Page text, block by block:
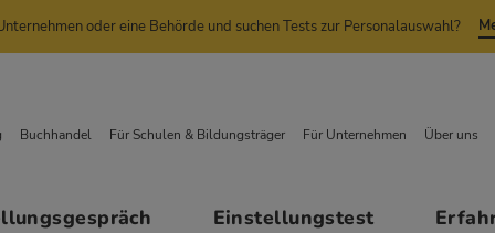
oder eine Behörde und suchen Tests zur Personalauswahl?
Einstellungstest
Buchhandel Für Schulen & Bildungsträger Für Unternehmen Über uns